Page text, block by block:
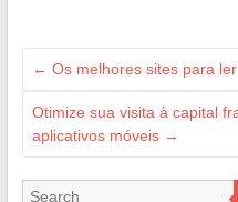
← Os melhores sites para
Otimize sua visita à capital
aplicativos móveis →